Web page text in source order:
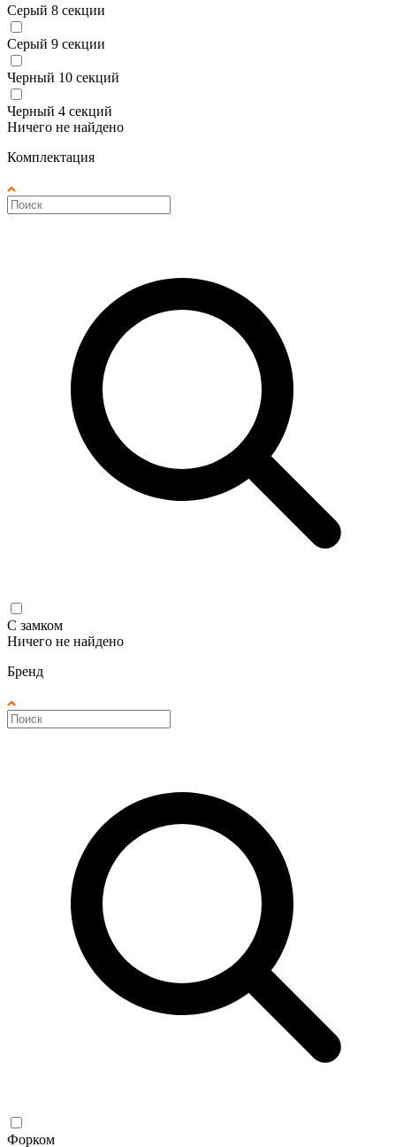
Серый 8 секции
Серый 9 секции
Черный 10 секций
Черный 4 секций
Ничего не найдено
Комплектация
С замком
Ничего не найдено
Бренд
Форком